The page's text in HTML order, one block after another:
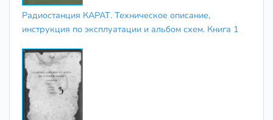
Радиостанция КАРАТ. Техническое описание,
инструкция по эксплуатации и альбом схем. Книга 1